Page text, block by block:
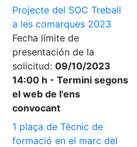
Projecte del SOC Treball
a les comarques 2023
Fecha límite de
presentación de la
solicitud: 09/10/2023
14:00 h - Termini segons
el web de l'ens
convocant
1 plaça de Tècnic de
formació en el marc del